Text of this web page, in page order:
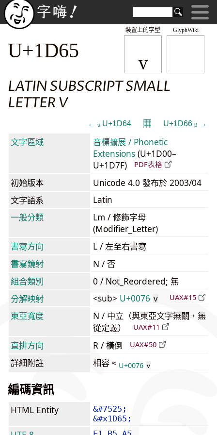
GlyphWiki
ᵥ
裝置上的字型
U+1D65
LATIN SUBSCRIPT SMALL
LETTER V
← ᵤ U+1D64 𝄜 U+1D66 ᵦ →
文字區域
音標擴展 / Phonetic
Extensions (U+1D00–
U+1D7F)
PDF表格
初始版本
Unicode 4.0 發布於 2003/04
文字語系
Latin
一般分類
Lm / 修飾字母
(Modifier_Letter)
書寫方向
L / 左至右書寫
書寫鏡射
N / 否
組合類別
0 / Not_Reordered; 無
分解映射
<sub> U+0076 v UAX#15
東亞寬度
N / 中立（與東亞文字無關，無
從定義）
UAX#11
直排方向 R / 橫倒 UAX#50
詳細附註 相容 ≈ U+0076 v
編碼資訊
HTML Entity
&#7525;
&#x1D65;